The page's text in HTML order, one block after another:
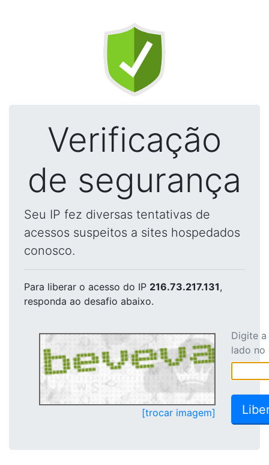
Verificação
de segurança
Seu IP fez diversas tentativas de
acessos suspeitos a sites hospedados
conosco.
Para liberar o acesso do IP 216.73.217.131,
responda ao desafio abaixo.
[trocar imagem]
Digite
lado no